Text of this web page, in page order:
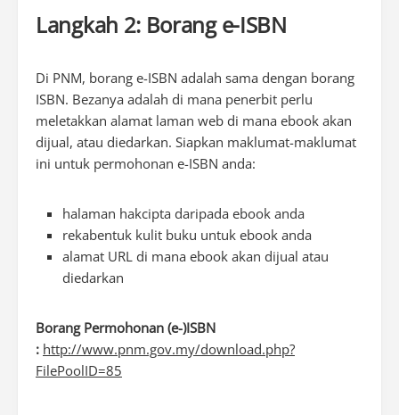
Langkah 2: Borang e-ISBN
Di PNM, borang e-ISBN adalah sama dengan borang
ISBN. Bezanya adalah di mana penerbit perlu
meletakkan alamat laman web di mana ebook akan
dijual, atau diedarkan. Siapkan maklumat-maklumat
ini untuk permohonan e-ISBN anda:
halaman hakcipta daripada ebook anda
rekabentuk kulit buku untuk ebook anda
alamat URL di mana ebook akan dijual atau
diedarkan
Borang Permohonan (e-)ISBN
: http://www.pnm.gov.my/download.php?
FilePoolID=85